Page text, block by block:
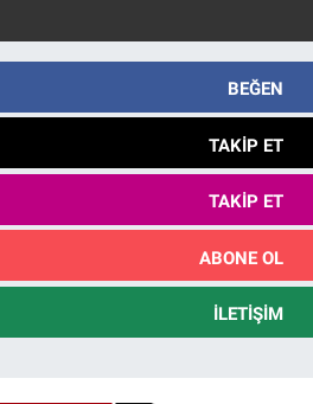
BEĞEN
TAKIP ET
TAKIP ET
ABONE OL
İLETIŞIM